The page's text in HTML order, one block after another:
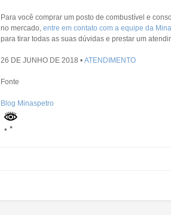
Para você comprar um posto de combustível e
no mercado, entre em contato com a equipe da
para tirar todas as suas dúvidas e prestar um
26 DE JUNHO DE 2018 • ATENDIMENTO
Fonte
Blog Minaspetro